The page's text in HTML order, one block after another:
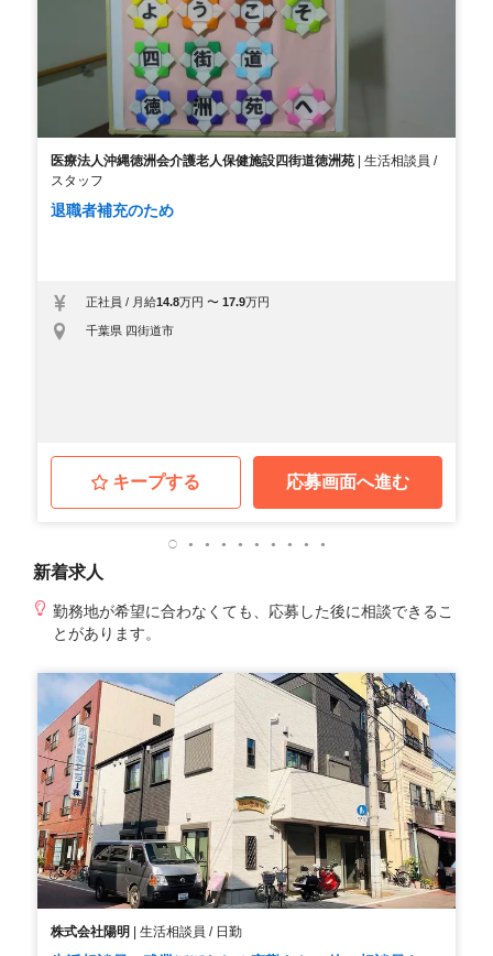
医療法人沖縄徳洲会介護老人保健施設四街道徳洲苑 |生活相談員 /
スタッフ
退職者補充のため
正社員 / 月給14.8万円 〜17.9万円
千葉県 四街道市
キープする 応募画面へ進む
新着求人
勤務地が希望に合わなくても、応募した後に相談できるこ
とがあります。
株式会社陽明 |生活相談員 / 日勤